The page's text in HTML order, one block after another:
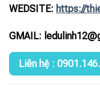
WEDSITE: https://
GMAIL:
Liên hệ :